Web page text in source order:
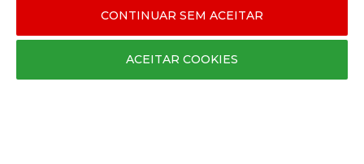
CONTINUAR SEM ACEITAR
ACEITAR COOKIES